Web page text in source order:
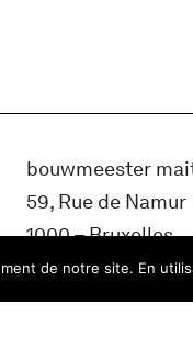
bouwmeester
59, Rue de Namur
1000 – Bruxelles
Belgique
de notre site. En